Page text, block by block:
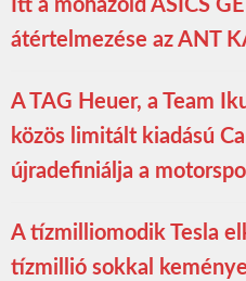
Itt a mohazöld ASICS
átértelmezése az ANT
A TAG Heuer, a Team
közös limitált kiadású
újradefiniálja a
A tízmilliomodik Tesla
tízmillió sokkal